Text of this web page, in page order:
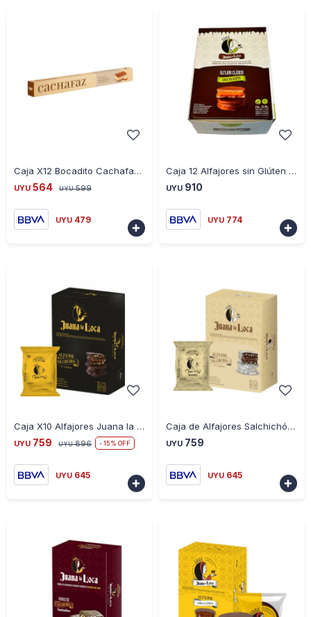
Caja X12 Bocadito Cachafaz Marroc con Crocante
UYU 564 UYU 599
UYU 479

Caja 12 Alfajores sin Glúten Juana la Loca Dulce de Leche
UYU 910
UYU 774

Caja X10 Alfajores Juana la Loca Salchichón de Chocolate
UYU 759 UYU 896 15
UYU 645

Caja de Alfajores Salchichón de Chocolate Blanco
UYU 759
UYU 645
